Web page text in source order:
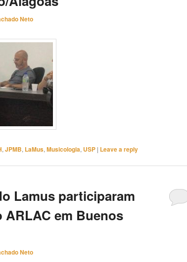
Neto
, JPMB, LaMus, Musicologia, USP | Leave a reply
Lamus participaram
em Buenos
Neto